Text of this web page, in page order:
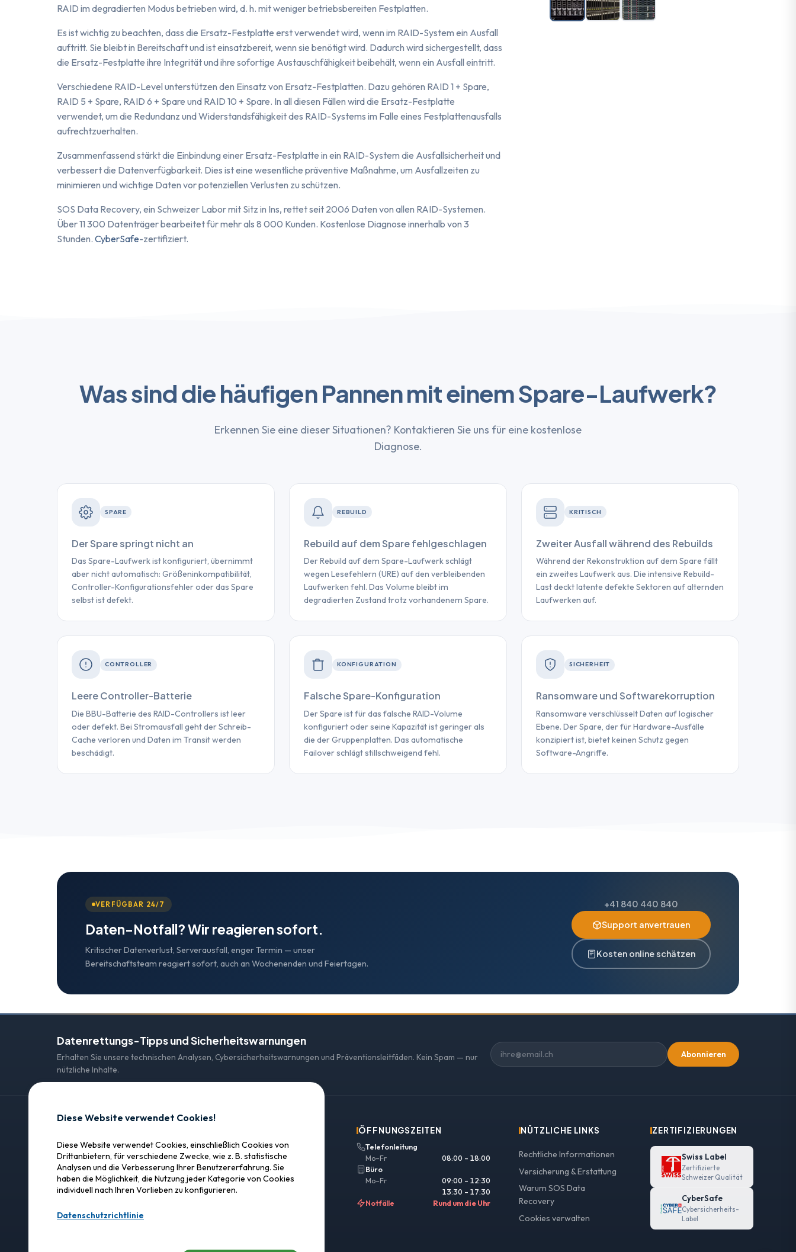
RAID im degradierten Modus betrieben wird, d. h. mit weniger betriebsbereiten Festplatten.
Es ist wichtig zu beachten, dass die Ersatz-Festplatte erst verwendet wird, wenn im RAID-System ein Ausfall
auftritt. Sie bleibt in Bereitschaft und ist einsatzbereit, wenn sie benötigt wird. Dadurch wird sichergestellt, dass
die Ersatz-Festplatte ihre Integrität und ihre sofortige Austauschfähigkeit beibehält, wenn ein Ausfall eintritt.
Verschiedene RAID-Level unterstützen den Einsatz von Ersatz-Festplatten. Dazu gehören RAID 1 + Spare,
RAID 5 + Spare, RAID 6 + Spare und RAID 10 + Spare. In all diesen Fällen wird die Ersatz-Festplatte
verwendet, um die Redundanz und Widerstandsfähigkeit des RAID-Systems im Falle eines Festplattenausfalls
aufrechtzuerhalten.
Zusammenfassend stärkt die Einbindung einer Ersatz-Festplatte in ein RAID-System die Ausfallsicherheit und
verbessert die Datenverfügbarkeit. Dies ist eine wesentliche präventive Maßnahme, um Ausfallzeiten zu
minimieren und wichtige Daten vor potenziellen Verlusten zu schützen.
SOS Data Recovery, ein Schweizer Labor mit Sitz in Ins, rettet seit 2006 Daten von allen RAID-Systemen.
Über 11 300 Datenträger bearbeitet für mehr als 8 000 Kunden. Kostenlose Diagnose innerhalb von 3
Stunden. CyberSafe-zertifiziert.
Was sind die häufigen Pannen mit einem Spare-Laufwerk?
Erkennen Sie eine dieser Situationen? Kontaktieren Sie uns für eine kostenlose
Diagnose.
SPARE
Der Spare springt nicht an
Das Spare-Laufwerk ist konfiguriert, übernimmt
aber nicht automatisch: Größeninkompatibilität,
Controller-Konfigurationsfehler oder das Spare
selbst ist defekt.
REBUILD
Rebuild auf dem Spare fehlgeschlagen
Der Rebuild auf dem Spare-Laufwerk schlägt
wegen Lesefehlern (URE) auf den verbleibenden
Laufwerken fehl. Das Volume bleibt im
degradierten Zustand trotz vorhandenem Spare.
KRITISCH
Zweiter Ausfall während des Rebuilds
Während der Rekonstruktion auf dem Spare fällt
ein zweites Laufwerk aus. Die intensive Rebuild-
Last deckt latente defekte Sektoren auf alternden
Laufwerken auf.
CONTROLLER
Leere Controller-Batterie
Die BBU-Batterie des RAID-Controllers ist leer
oder defekt. Bei Stromausfall geht der Schreib-
Cache verloren und Daten im Transit werden
beschädigt.
KONFIGURATION
Falsche Spare-Konfiguration
Der Spare ist für das falsche RAID-Volume
konfiguriert oder seine Kapazität ist geringer als
die der Gruppenplatten. Das automatische
Failover schlägt stillschweigend fehl.
SICHERHEIT
Ransomware und Softwarekorruption
Ransomware verschlüsselt Daten auf logischer
Ebene. Der Spare, der für Hardware-Ausfälle
konzipiert ist, bietet keinen Schutz gegen
Software-Angriffe.
VERFÜGBAR 24/7
Daten-Notfall? Wir reagieren sofort.
Kritischer Datenverlust, Serverausfall, enger Termin — unser
Bereitschaftsteam reagiert sofort, auch an Wochenenden und Feiertagen.
+41 840 440 840
Support anvertrauen
Kosten online schätzen
Datenrettungs-Tipps und Sicherheitswarnungen
Erhalten Sie unsere technischen Analysen, Cybersicherheitswarnungen und Präventionsleitfäden. Kein Spam — nur
nützliche Inhalte.
Abonnieren
SOS Raid Recovery
Professionelle Datenrettung in
der Schweiz. Vertrauen,
Präzision, Ergebnisse.
SOS Data Recovery
Lagerhausstrasse 25
3232 Ins (Anet)
ÖFFNUNGSZEITEN
Telefonleitung
Mo–Fr
08:00 – 18:00
Büro
Mo–Fr
09:00 – 12:30
13:30 – 17:30
Notfälle
Rund um die Uhr
NÜTZLICHE LINKS
Rechtliche Informationen
Versicherung & Erstattung
Warum SOS Data
Recovery
Cookies verwalten
ZERTIFIZIERUNGEN
Swiss Label
Zertifizierte
Schweizer Qualität
CyberSafe
Cybersicherheits-
Label
Diese Website verwendet Cookies!
Diese Website verwendet Cookies, einschließlich Cookies von
Drittanbietern, für verschiedene Zwecke, wie z. B. statistische
Analysen und die Verbesserung Ihrer Benutzererfahrung. Sie
haben die Möglichkeit, die Nutzung jeder Kategorie von Cookies
individuell nach Ihren Vorlieben zu konfigurieren.
Datenschutzrichtlinie